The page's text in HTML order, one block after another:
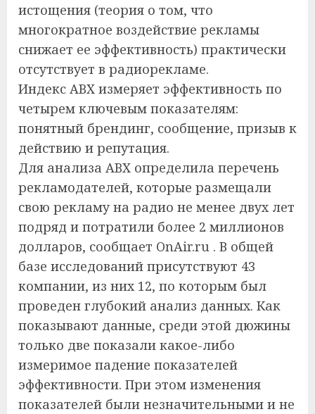
истощения (теория о том, что
многократное воздействие рекламы
снижает ее эффективность) практически
отсутствует в радиорекламе.
Индекс ABX измеряет эффективность по
четырем ключевым показателям:
понятный брендинг, сообщение, призыв к
действию и репутация.
Для анализа ABX определила перечень
рекламодателей, которые размещали
свою рекламу на радио не менее двух лет
подряд и потратили более 2 миллионов
долларов, сообщает OnAir.ru . В общей
базе исследований присутствуют 43
компании, из них 12, по которым был
проведен глубокий анализ данных. Как
показывают данные, среди этой дюжины
только две показали какое-либо
измеримое падение показателей
эффективности. При этом изменения
показателей были незначительными и не